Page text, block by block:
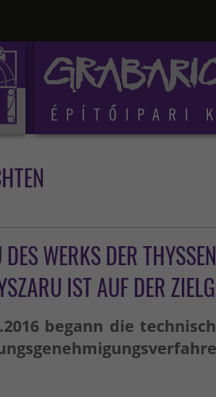
WERKS DER
IST AUF DER
begann die